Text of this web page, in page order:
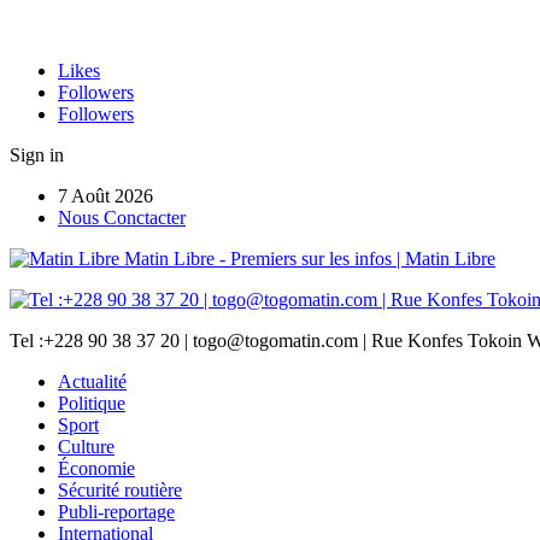
Likes
Followers
Followers
Sign in
7 Août 2026
Nous Conctacter
Matin Libre - Premiers sur les infos | Matin Libre
Tel :+228 90 38 37 20 | togo@togomatin.com | Rue Konfes Tokoin
Actualité
Politique
Sport
Culture
Économie
Sécurité routière
Publi-reportage
International